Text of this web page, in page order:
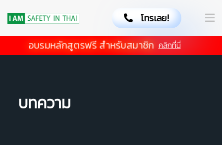
โทรเลย!
อบรมหลักสูตรฟรี สำหรับสมาชิก คลิกที่นี่
👷
บทความ